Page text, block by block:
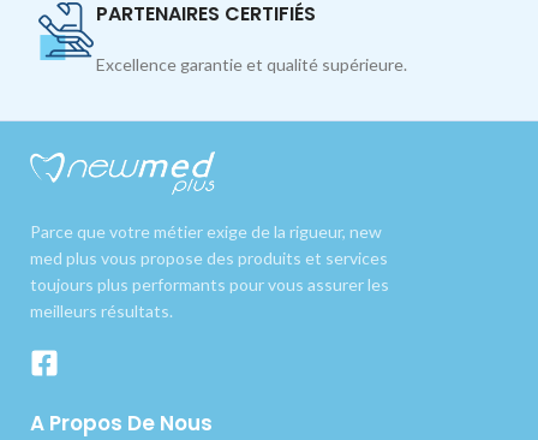
PARTENAIRES CERTIFIÉS
Excellence garantie et qualité supérieure.
Parce que votre métier exige de la rigueur, new
med plus vous propose des produits et services
toujours plus performants pour vous assurer les
meilleurs résultats.
A Propos De Nous